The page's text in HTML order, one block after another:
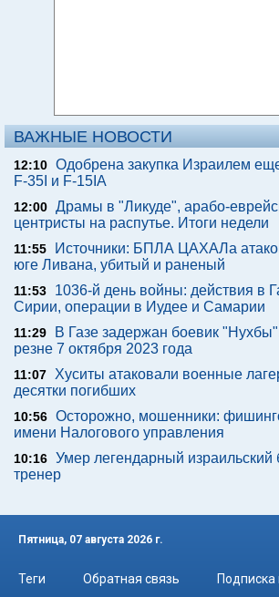
ВАЖНЫЕ НОВОСТИ
12:10 Одобрена закупка Израилем
F-35I и F-15IA
12:00 Драмы в "Ликуде", арабо-
центристы на распутье. Итоги недели
11:55
Источники: БПЛА ЦАХАЛа
юге Ливана, убитый и раненый
11:53
1036-й день войны: действия в
Сирии, операции в Иудее и Самарии
11:29
В Газе задержан боевик
резне 7 октября 2023 года
11:07
Хуситы атаковали военные
десятки погибших
10:56 Осторожно, мошенники:
имени Налогового управления
10:16 Умер легендарный израильский
тренер
Пятница, 07 августа 2026 г.
Теги Обратная связь
Подписка